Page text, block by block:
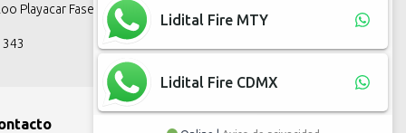
Playacar Fase II, Solidaridad Q.R.
Lidital Fire MTY
Lidital Fire CDMX